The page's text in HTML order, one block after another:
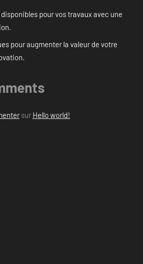
pour vos travaux avec une
pour augmenter la valeur de votre
sur Hello world!